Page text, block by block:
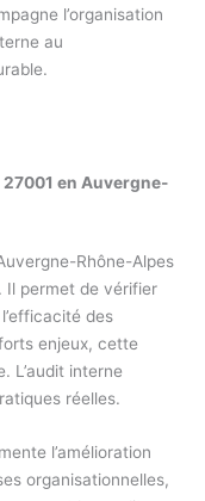
l’organisation
au
en Auvergne-
Rhône-Alpes
Il permet de vérifier
des
enjeux, cette
L’audit interne
réelles.
l’amélioration
organisationnelles,